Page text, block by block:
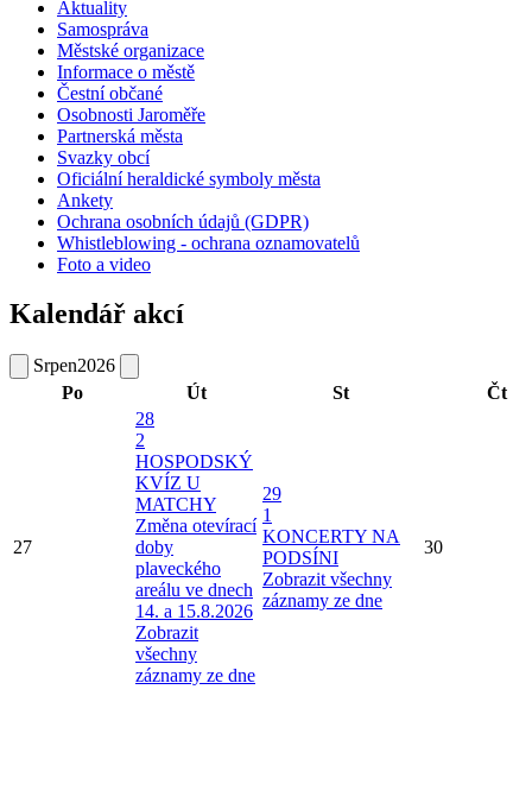
Aktuality
Samospráva
Městské organizace
Informace o městě
Čestní občané
Osobnosti Jaroměře
Partnerská města
Svazky obcí
Oficiální heraldické symboly města
Ankety
Ochrana osobních údajů (GDPR)
Whistleblowing - ochrana oznamovatelů
Foto a video
Kalendář akcí
Srpen2026
Po
Út St Čt
27
28
2
HOSPODSKÝ
KVÍZ U
MATCHY
Změna otevírací
doby
plaveckého
areálu ve dnech
14. a 15.8.2026
Zobrazit
všechny
záznamy ze dne
29
1
KONCERTY NA
PODSÍNI
Zobrazit všechny
záznamy ze dne
30